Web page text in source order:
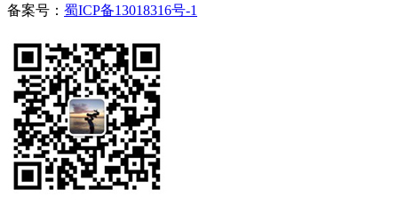
备案号： 蜀ICP备13018316号-1